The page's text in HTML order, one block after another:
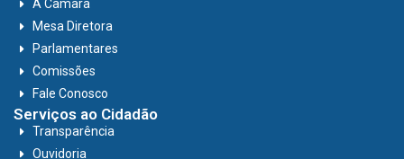
A Câmara
Mesa Diretora
Parlamentares
Comissões
Fale Conosco
Serviços ao Cidadão
Transparência
Ouvidoria